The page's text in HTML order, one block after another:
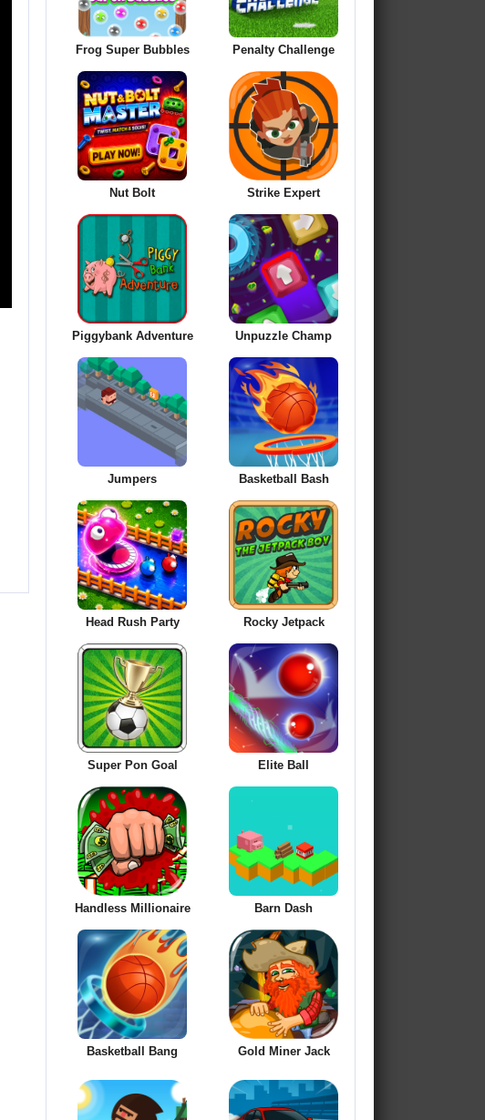
Frog Super Bubbles Penalty Challenge
Nut Bolt Strike Expert
Piggybank Adventure Unpuzzle Champ
Jumpers Basketball Bash
Head Rush Party Rocky Jetpack
Super Pon Goal Elite Ball
Handless Millionaire Barn Dash
Basketball Bang Gold Miner Jack